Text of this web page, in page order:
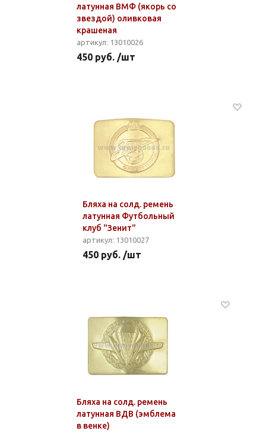
латунная ВМФ (якорь со
звездой) оливковая
крашеная
артикул: 13010026
450 руб. /шт
Бляха на солд. ремень
латунная Футбольный
клуб "Зенит"
артикул: 13010027
450 руб. /шт
Бляха на солд. ремень
латунная ВДВ (эмблема
в венке)